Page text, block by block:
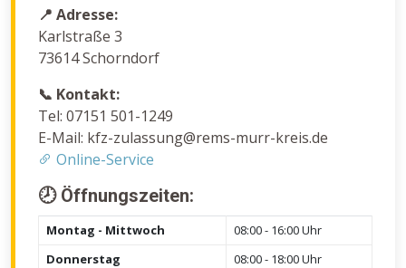
📍 Adresse:
Karlstraße 3
73614 Schorndorf
📞 Kontakt:
Tel: 07151 501-1249
E-Mail: kfz-zulassung@rems-murr-kreis.de
Online-Service
🕗 Öffnungszeiten:
Montag - Mittwoch
08:00 - 16:00 Uhr
Donnerstag
08:00 - 18:00 Uhr